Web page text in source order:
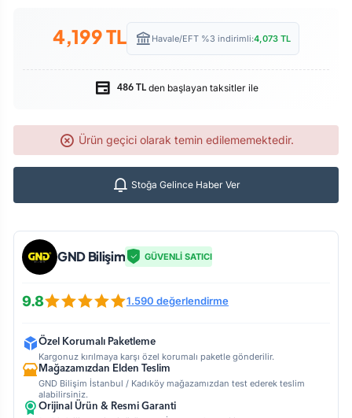
4,199TL Havale/EFT %3 indirimli:4,073 TL
486 TLden başlayan taksitler ile
Ürün geçici olarak temin edilememektedir.
Stoğa Gelince Haber Ver
GND Bilişim GÜVENLİ SATICI
9.8 1.590 değerlendirme
Özel Korumalı Paketleme
Kargonuz kırılmaya karşı özel korumalı paketle gönderilir.
Mağazamızdan Elden Teslim
GND Bilişim İstanbul / Kadıköy mağazamızdan test ederek teslim
alabilirsiniz.
Orijinal Ürün & Resmi Garanti